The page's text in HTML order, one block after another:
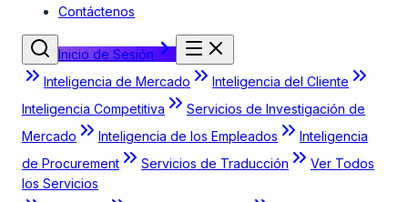
Contáctenos
Inicio de Sesión
Inteligencia de Mercado
Inteligencia del Cliente
Inteligencia Competitiva
Servicios de Investigación de
Mercado
Inteligencia de los Empleados
Inteligencia
de Procurement
Servicios de Traducción
Ver Todos
los Servicios